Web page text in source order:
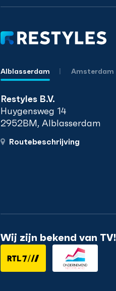
Alblasserdam Amsterdam
Restyles B.V.
Huygensweg 14
2952BM, Alblasserdam
Routebeschrijving
Wij zijn bekend van TV!